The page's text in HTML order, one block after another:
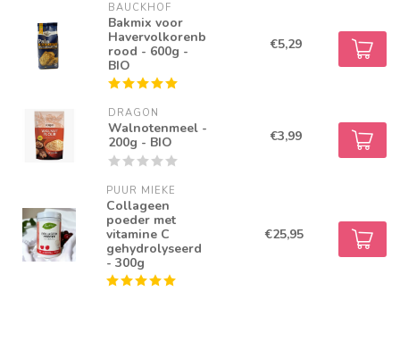
BAUCKHOF
Bakmix voor
Havervolkorenb
rood - 600g -
BIO
€5,29
DRAGON
Walnotenmeel -
200g - BIO
€3,99
PUUR MIEKE
Collageen
poeder met
vitamine C
gehydrolyseerd
- 300g
€25,95